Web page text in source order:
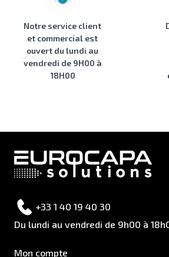
Notre service client
et commercial est
ouvert du lundi au
vendredi de 9H00 à
18H00
+33 1 40 19 40 30
Du lundi au vendredi de 9h00 à
Mon compte